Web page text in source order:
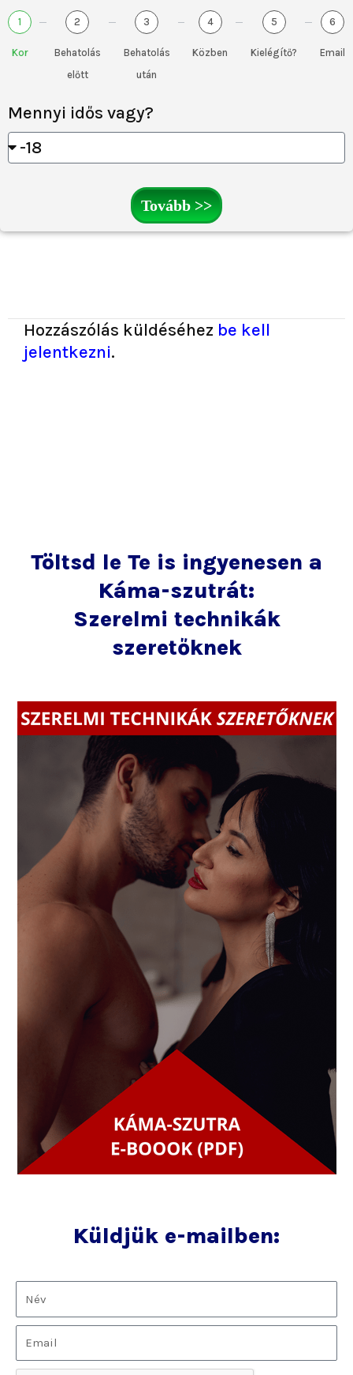
1
Kor
2
Behatolás
előtt
3
Behatolás
után
4
Közben
5
Kielégítő?
6
Email
Mennyi idős vagy?
Tovább >>
Hozzászólás küldéséhez be kell
jelentkezni.
Töltsd le Te is ingyenesen a
Káma-szutrát:
Szerelmi technikák
szeretőknek
Küldjük e-mailben: